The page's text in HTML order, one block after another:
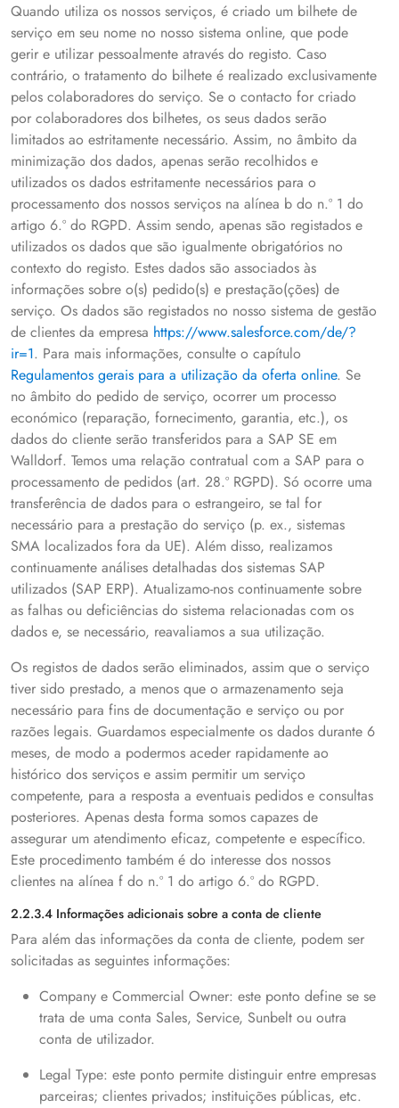
Quando utiliza os nossos serviços, é criado um bilhete de
serviço em seu nome no nosso sistema online, que pode
gerir e utilizar pessoalmente através do registo. Caso
contrário, o tratamento do bilhete é realizado exclusivamente
pelos colaboradores do serviço. Se o contacto for criado
por colaboradores dos bilhetes, os seus dados serão
limitados ao estritamente necessário. Assim, no âmbito da
minimização dos dados, apenas serão recolhidos e
utilizados os dados estritamente necessários para o
processamento dos nossos serviços na alínea b do n.º 1 do
artigo 6.º do RGPD. Assim sendo, apenas são registados e
utilizados os dados que são igualmente obrigatórios no
contexto do registo. Estes dados são associados às
informações sobre o(s) pedido(s) e prestação(ções) de
serviço. Os dados são registados no nosso sistema de gestão
de clientes da empresa https://www.salesforce.com/de/?
ir=1. Para mais informações, consulte o capítulo
Regulamentos gerais para a utilização da oferta online. Se
no âmbito do pedido de serviço, ocorrer um processo
económico (reparação, fornecimento, garantia, etc.), os
dados do cliente serão transferidos para a SAP SE em
Walldorf. Temos uma relação contratual com a SAP para o
processamento de pedidos (art. 28.º RGPD). Só ocorre uma
transferência de dados para o estrangeiro, se tal for
necessário para a prestação do serviço (p. ex., sistemas
SMA localizados fora da UE). Além disso, realizamos
continuamente análises detalhadas dos sistemas SAP
utilizados (SAP ERP). Atualizamo-nos continuamente sobre
as falhas ou deficiências do sistema relacionadas com os
dados e, se necessário, reavaliamos a sua utilização.
Os registos de dados serão eliminados, assim que o serviço
tiver sido prestado, a menos que o armazenamento seja
necessário para fins de documentação e serviço ou por
razões legais. Guardamos especialmente os dados durante 6
meses, de modo a podermos aceder rapidamente ao
histórico dos serviços e assim permitir um serviço
competente, para a resposta a eventuais pedidos e consultas
posteriores. Apenas desta forma somos capazes de
assegurar um atendimento eficaz, competente e específico.
Este procedimento também é do interesse dos nossos
clientes na alínea f do n.º 1 do artigo 6.º do RGPD.
2.2.3.4 Informações adicionais sobre a conta de cliente
Para além das informações da conta de cliente, podem ser
solicitadas as seguintes informações:
Company e Commercial Owner: este ponto define se se
trata de uma conta Sales, Service, Sunbelt ou outra
conta de utilizador.
Legal Type: este ponto permite distinguir entre empresas
parceiras; clientes privados; instituições públicas, etc.